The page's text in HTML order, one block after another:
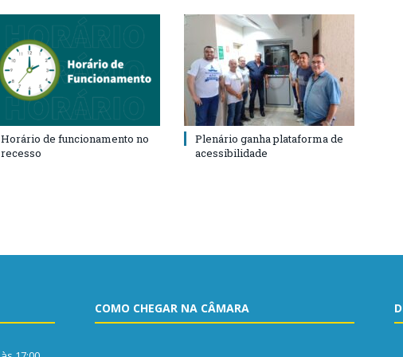
Horário de funcionamento no
recesso
Plenário ganha plataforma de
acessibilidade
COMO CHEGAR NA CÂMARA